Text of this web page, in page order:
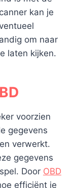
kan je
om naar
laten kijken.
voorzien
gegevens
verwerkt.
gegevens
Door OBD
efficiënt je